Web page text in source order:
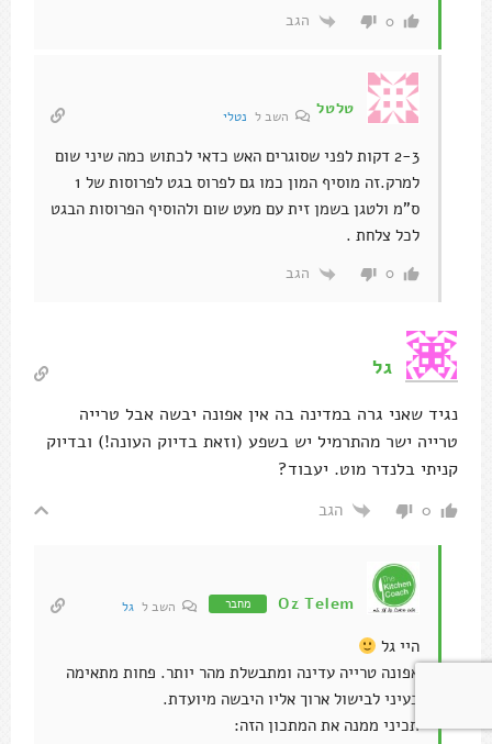
0 הגב
טלטל השב ל נטלי
2-3 דקות לפני שסוגרים האש כדאי לכתוש כמה שיני שום
למרק.זה מוסיף המון כמו גם לפרוס בגט לפרוסות של 1
ס"מ ולטגן בשמן זית עם מעט שום ולהוסיף הפרוסות הבגט
לכל צלחת .
0 הגב
גל
נגיד שאני גרה במדינה בה אין אפונה יבשה אבל טרייה
טרייה ישר מהתרמיל יש בשפע (וזאת בדיוק העונה!) ובדיוק
קניתי בלנדר מוט. יעבוד?
0 הגב
Oz Telem מחבר השב ל גל
היי גל
אפונה טרייה עדינה ומתבשלת מהר יותר. פחות מתאימה
בעיני לבישול ארוך אליו היבשה מיועדת.
תכיני ממנה את המתכון הזה: